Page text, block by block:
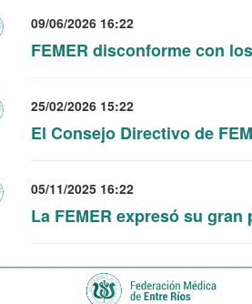
09/06/2026 16:22
FEMER disconforme con
25/02/2026 15:22
El Consejo Directivo de
05/11/2025 16:22
La FEMER expresó su